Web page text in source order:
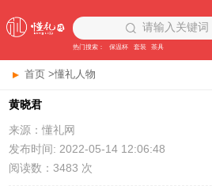
请输入关键词
热门搜索： 保温杯 套装 茶具
首页 >懂礼人物
黄晓君
来源：懂礼网
发布时间: 2022-05-14 12:06:48
阅读数：3483 次